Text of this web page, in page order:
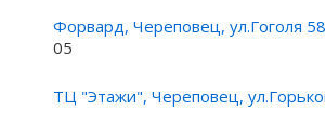
Форвард, Череповец, ул.Гоголя
05
ТЦ "Этажи", Череповец,